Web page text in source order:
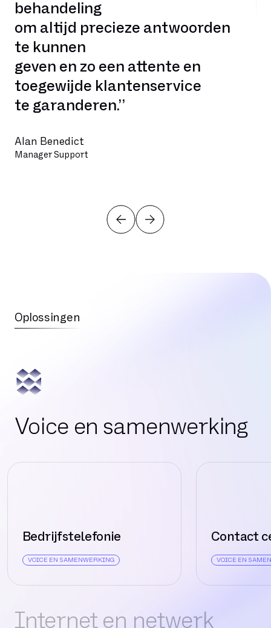
behandeling
om altijd precieze antwoorden
te kunnen
geven en zo een attente en
toegewijde klantenservice
te garanderen.”
Alan Benedict
Manager Support
Oplossingen
Voice en samenwerking
Internet en netwerk
Bedrijfstelefonie
VOICE EN SAMENWERKING
Contact
VOICE EN